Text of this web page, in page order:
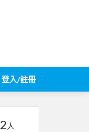
登入/註冊
2 人